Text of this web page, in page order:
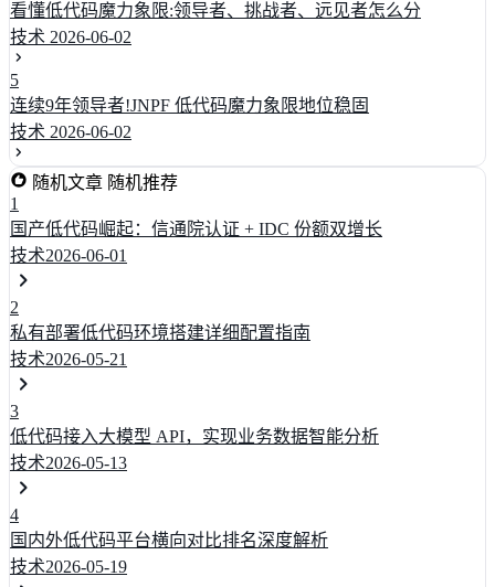
看懂低代码魔力象限:领导者、挑战者、远见者怎么分
技术 2026-06-02
5
连续9年领导者!JNPF 低代码魔力象限地位稳固
技术 2026-06-02
随机文章 随机推荐
1
国产低代码崛起：信通院认证 + IDC 份额双增长
技术2026-06-01
2
私有部署低代码环境搭建详细配置指南
技术2026-05-21
3
低代码接入大模型 API，实现业务数据智能分析
技术2026-05-13
4
国内外低代码平台横向对比排名深度解析
技术2026-05-19